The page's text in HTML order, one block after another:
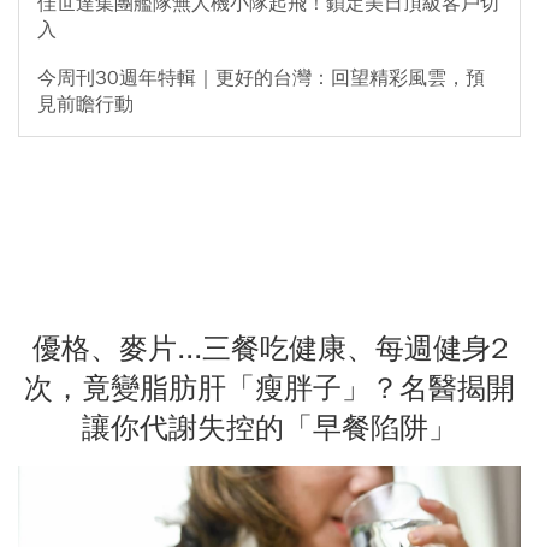
入
今周刊30週年特輯｜更好的台灣：回望精彩風雲，預
見前瞻行動
優格、麥片...三餐吃健康、每週健身2
次，竟變脂肪肝「瘦胖子」？名醫揭開
讓你代謝失控的「早餐陷阱」